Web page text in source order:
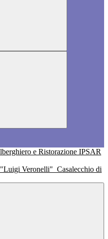
"Luigi Veronelli" Casalecchio di